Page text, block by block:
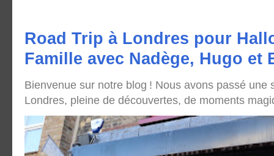
Road Trip à Londres pour
Famille avec Nadège, Hugo et
Bienvenue sur notre blog ! Nous avons passé une
Londres, pleine de découvertes, de moments